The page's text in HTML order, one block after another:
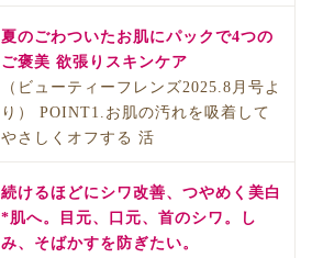
夏のごわついたお肌にパックで4つの
ご褒美 欲張りスキンケア
（ビューティーフレンズ2025.8月号よ
り） POINT1.お肌の汚れを吸着して
やさしくオフする 活
続けるほどにシワ改善、つやめく美白
*肌へ。目元、口元、首のシワ。し
み、そばかすを防ぎたい。